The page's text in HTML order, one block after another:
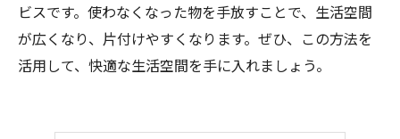
ビスです。使わなくなった物を手放すことで、生活空間
が広くなり、片付けやすくなります。ぜひ、この方法を
活用して、快適な生活空間を手に入れましょう。